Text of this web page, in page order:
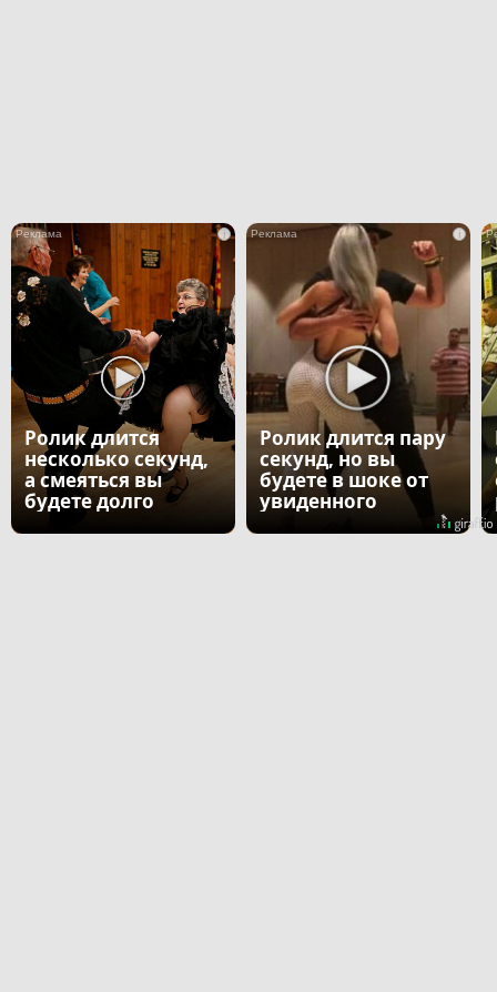
i
Ролик длится
несколько секунд,
а смеяться вы
будете долго
i
Ролик длится пару
секунд, но вы
будете в шоке от
увиденного